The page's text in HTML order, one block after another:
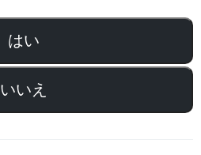
はい
いいえ